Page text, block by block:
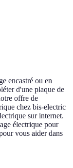
encastré ou en
d'une plaque de
offre de
chez bis-electric
sur internet.
électrique pour
vous aider dans